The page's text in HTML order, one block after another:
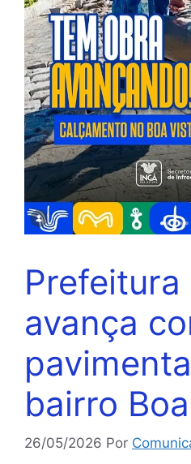
Prefeitura
avança
bairro
26/05/2026 Por